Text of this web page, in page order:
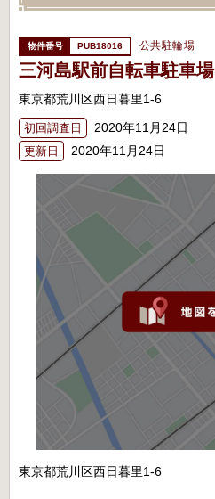
PUB18016 公共駐輪場
三河島駅前自転車駐車場
東京都荒川区西日暮里1-6
初回調査日 2020年11月24日
更新日 2020年11月24日
東京都荒川区西日暮里1-6